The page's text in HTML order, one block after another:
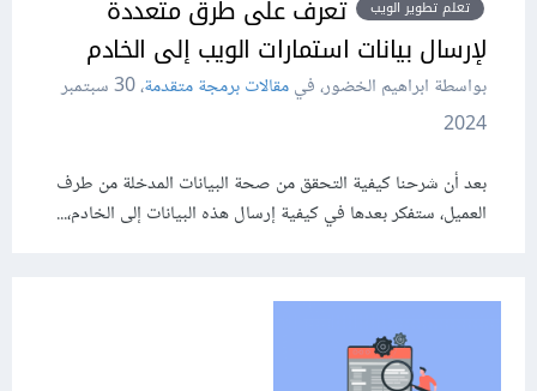
تعلم تطوير الويب
تعرف على طرق متعددة
لإرسال بيانات استمارات الويب إلى الخادم
بواسطة ابراهيم الخضور، فيمقالات برمجة متقدمة،
30 سبتمبر
2024
بعد أن شرحنا كيفية التحقق من صحة البيانات المدخلة من طرف
العميل، ستفكر بعدها في كيفية إرسال هذه البيانات إلى الخادم،...